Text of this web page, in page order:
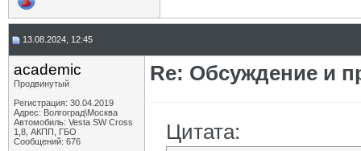
13.08.2024, 12:45
academic
Продвинутый
Регистрация: 30.04.2019
Адрес: Волгоград\Москва
Автомобиль: Vesta SW Cross
1,8, АКПП, ГБО
Сообщений: 676
Re: Обсуждение и
Цитата: